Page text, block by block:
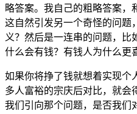
略答案。我自己的粗略答案，
这自然引发另一个奇怪的问题
义？然后是一连串的问题，比
什么会有钱？有钱人为什么更
如果你将挣了钱就想着实现个
多人富裕的宗庆后对比，就会
我们引向那个问题，是否我们